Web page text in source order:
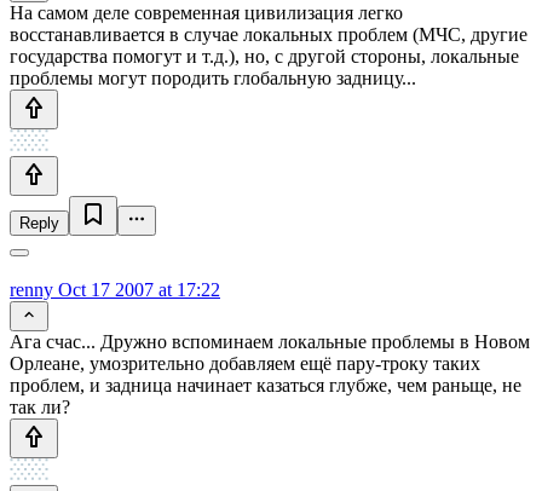
На самом деле современная цивилизация легко
восстанавливается в случае локальных проблем (МЧС, другие
государства помогут и т.д.), но, с другой стороны, локальные
проблемы могут породить глобальную задницу...
Reply
renny Oct 17 2007 at 17:22
Ага счас... Дружно вспоминаем локальные проблемы в Новом
Орлеане, умозрительно добавляем ещё пару-троку таких
проблем, и задница начинает казаться глубже, чем раньще, не
так ли?